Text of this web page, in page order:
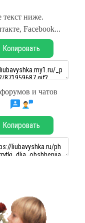
текст ниже.
Facebook...
Копировать
и чатов
Копировать